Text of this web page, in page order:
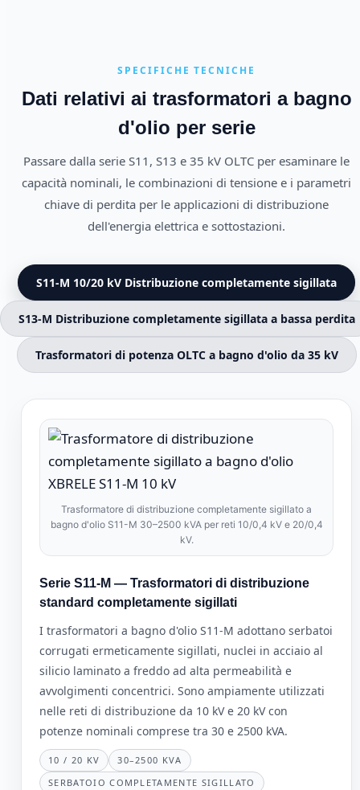
SPECIFICHE TECNICHE
Dati relativi ai trasformatori a bagno
d'olio per serie
Passare dalla serie S11, S13 e 35 kV OLTC per esaminare le
capacità nominali, le combinazioni di tensione e i parametri
chiave di perdita per le applicazioni di distribuzione
dell'energia elettrica e sottostazioni.
S11-M 10/20 kV Distribuzione completamente sigillata
S13-M Distribuzione completamente sigillata a bassa perdita
Trasformatori di potenza OLTC a bagno d'olio da 35 kV
Trasformatore di distribuzione completamente sigillato a
bagno d'olio S11-M 30–2500 kVA per reti 10/0,4 kV e 20/0,4
kV.
Serie S11-M — Trasformatori di distribuzione
standard completamente sigillati
I trasformatori a bagno d'olio S11-M adottano serbatoi
corrugati ermeticamente sigillati, nuclei in acciaio al
silicio laminato a freddo ad alta permeabilità e
avvolgimenti concentrici. Sono ampiamente utilizzati
nelle reti di distribuzione da 10 kV e 20 kV con
potenze nominali comprese tra 30 e 2500 kVA.
10 / 20 KV
30–2500 KVA
SERBATOIO COMPLETAMENTE SIGILLATO